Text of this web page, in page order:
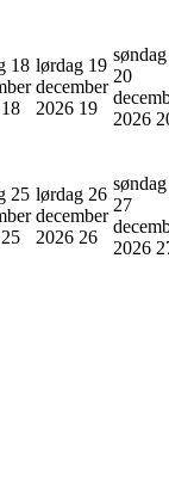
18
18
lørdag 19
december
2026 19
søndag
20
2026
25
25
lørdag 26
december
2026 26
søndag
27
2026